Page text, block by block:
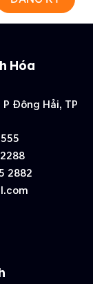
Hóa
Đông Hải, TP
2882